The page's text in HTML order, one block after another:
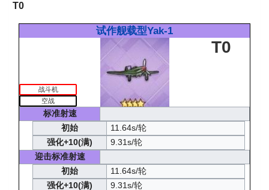
T0
试作舰载型Yak-1
战斗机
空战
T0
标准射速
初始
11.64s/轮
强化+10(满)
9.31s/轮
迎击标准射速
初始
11.64s/轮
强化+10(满)
9.31s/轮